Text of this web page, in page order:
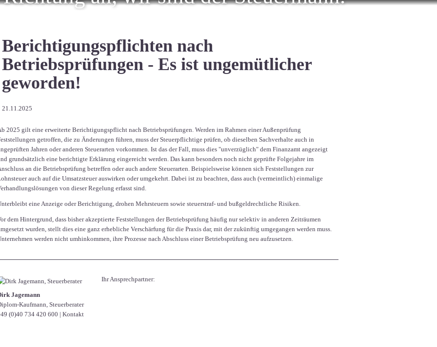
Berichtigungspflichten nach
Betriebsprüfungen - Es ist ungemütlicher
geworden!
21.11.2025
2025 gilt eine erweiterte Berichtigungspflicht nach Betriebsprüfungen. Werden im Rahmen einer Außenprüfung
getroffen, die zu Änderungen führen, muss der Steuerpflichtige prüfen, ob dieselben Sachverhalte auch in
Jahren oder anderen Steuerarten vorkommen. Ist das der Fall, muss dies "unverzüglich" dem Finanzamt angezeigt
grundsätzlich eine berichtigte Erklärung eingereicht werden. Das kann besonders noch nicht geprüfte Folgejahre im
an die Betriebsprüfung betreffen oder auch andere Steuerarten. Beispielsweise können sich Feststellungen zur
auch auf die Umsatzsteuer auswirken oder umgekehrt. Dabei ist zu beachten, dass auch (vermeintlich) einmalige
von dieser Regelung erfasst sind.
eine Anzeige oder Berichtigung, drohen Mehrsteuern sowie steuerstraf- und bußgeldrechtliche Risiken.
dem Hintergrund, dass bisher akzeptierte Feststellungen der Betriebsprüfung häufig nur selektiv in anderen Zeiträumen
wurden, stellt dies eine ganz erhebliche Verschärfung für die Praxis dar, mit der zukünftig umgegangen werden muss.
werden nicht umhinkommen, ihre Prozesse nach Abschluss einer Betriebsprüfung neu aufzusetzen.
Ihr Ansprechpartner:
Jagemann
Kaufmann, Steuerberater
(0)40 734 420 600 | Kontakt